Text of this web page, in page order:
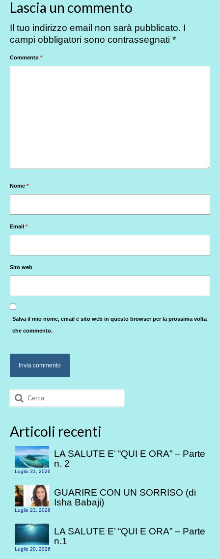
Lascia un commento
Il tuo indirizzo email non sarà pubblicato. I
campi obbligatori sono contrassegnati *
Commento *
Nome *
Email *
Sito web
Salva il mio nome, email e sito web in questo browser per la prossima volta
che commento.
Cerca:
Articoli recenti
LA SALUTE E’ “QUI E ORA” – Parte
n. 2
Luglio 31, 2026
GUARIRE CON UN SORRISO (di
Isha Babaji)
Luglio 23, 2026
LA SALUTE E’ “QUI E ORA” – Parte
n.1
Luglio 20, 2026